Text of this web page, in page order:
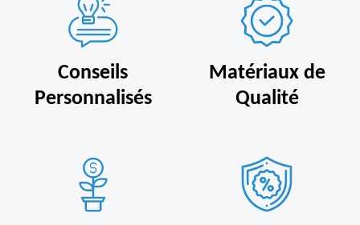
Conseils
Personnalisés
Matériaux de
Qualité